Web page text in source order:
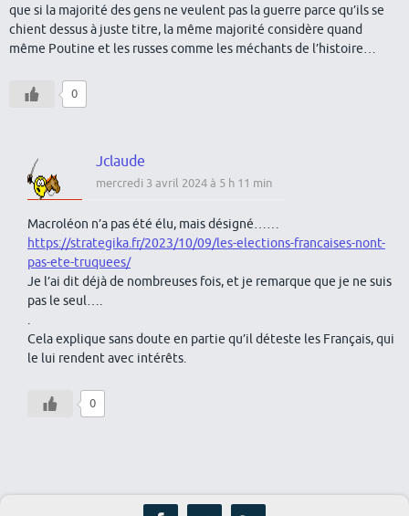
que si la majorité des gens ne veulent pas la guerre parce qu’ils se
chient dessus à juste titre, la même majorité considère quand
même Poutine et les russes comme les méchants de l’histoire…
0
Jclaude
mercredi 3 avril 2024 à 5 h 11 min
Macroléon n’a pas été élu, mais désigné……
https://strategika.fr/2023/10/09/les-elections-francaises-nont-
pas-ete-truquees/
Je l’ai dit déjà de nombreuses fois, et je remarque que je ne suis
pas le seul….
.
Cela explique sans doute en partie qu’il déteste les Français, qui
le lui rendent avec intérêts.
0